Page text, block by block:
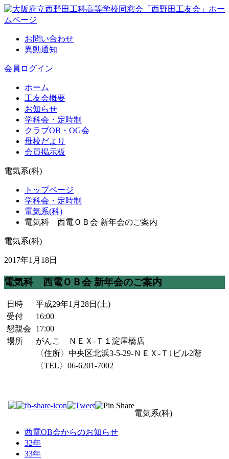
お問い合わせ
異動通知
会員ログイン
ホーム
工友会概要
お知らせ
学科会・定時制
クラブOB・OG会
母校だより
会員掲示板
電気系(科)
トップページ
学科会・定時制
電気系(科)
電気科 西電ＯＢ会 新年会のご案内
電気系(科)
2017年1月18日
電気科 西電ＯＢ会 新年会のご案内
日時
平成29年1月28日(土)
受付
16:00
懇親会
17:00
場所
がんこ ＮＥＸ-Ｔ１淀屋橋店
〈住所〉中央区北浜3-5-29-ＮＥＸ-Ｔ1ビル2階
〈TEL〉06-6201-7002
電気系(科)
西電OB会からのお知らせ
32年
33年